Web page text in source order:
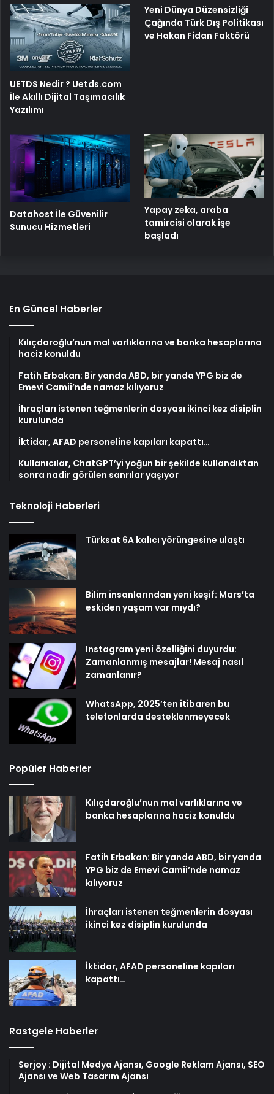
UETDS Nedir ? Uetds.com
İle Akıllı Dijital Taşımacılık
Yazılımı
Yeni Dünya Düzensizliği
Çağında Türk Dış Politikası
ve Hakan Fidan Faktörü
Datahost İle Güvenilir
Sunucu Hizmetleri
Yapay zeka, araba
tamircisi olarak işe
başladı
En Güncel Haberler
Kılıçdaroğlu’nun mal varlıklarına ve banka hesaplarına
haciz konuldu
Fatih Erbakan: Bir yanda ABD, bir yanda YPG biz de
Emevi Camii’nde namaz kılıyoruz
İhraçları istenen teğmenlerin dosyası ikinci kez disiplin
kurulunda
İktidar, AFAD personeline kapıları kapattı…
Kullanıcılar, ChatGPT’yi yoğun bir şekilde kullandıktan
sonra nadir görülen sanrılar yaşıyor
Teknoloji Haberleri
Türksat 6A kalıcı yörüngesine ulaştı
Bilim insanlarından yeni keşif: Mars’ta
eskiden yaşam var mıydı?
Instagram yeni özelliğini duyurdu:
Zamanlanmış mesajlar! Mesaj nasıl
zamanlanır?
WhatsApp, 2025’ten itibaren bu
telefonlarda desteklenmeyecek
Popüler Haberler
Kılıçdaroğlu’nun mal varlıklarına ve
banka hesaplarına haciz konuldu
Fatih Erbakan: Bir yanda ABD, bir yanda
YPG biz de Emevi Camii’nde namaz
kılıyoruz
İhraçları istenen teğmenlerin dosyası
ikinci kez disiplin kurulunda
İktidar, AFAD personeline kapıları
kapattı…
Rastgele Haberler
Serjoy : Dijital Medya Ajansı, Google Reklam Ajansı, SEO
Ajansı ve Web Tasarım Ajansı